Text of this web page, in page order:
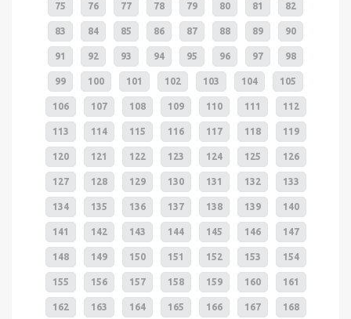
75 76 77 78 79 80 81 82
83 84 85 86 87 88 89 90
91 92 93 94 95 96 97 98
99 100 101 102 103 104 105
106 107 108 109 110 111 112
113 114 115 116 117 118 119
120 121 122 123 124 125 126
127 128 129 130 131 132 133
134 135 136 137 138 139 140
141 142 143 144 145 146 147
148 149 150 151 152 153 154
155 156 157 158 159 160 161
162 163 164 165 166 167 168